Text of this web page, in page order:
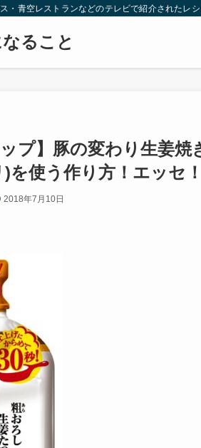
・青空レストランなどのテレビで紹介されたレ
ること
ップ】豚の変わり生姜
を使う作り方！エッセ！
2018年7月10日